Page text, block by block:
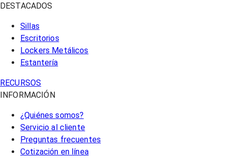
DESTACADOS
Sillas
Escritorios
Lockers Metálicos
Estantería
RECURSOS
INFORMACIÓN
¿Quiénes somos?
Servicio al cliente
Preguntas frecuentes
Cotización en línea